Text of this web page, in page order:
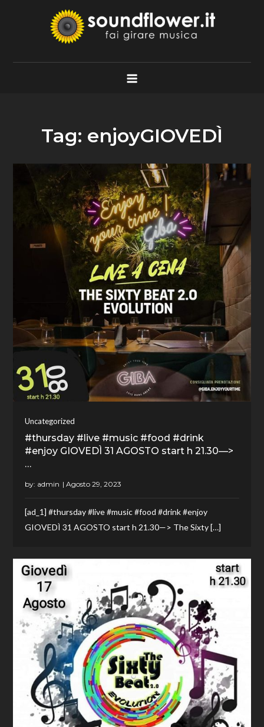
Soundflower.it
Fai Girare Musica
Tag: enjoyGIOVEDÌ
Uncategorized
#thursday #live #music #food #drink
#enjoy GIOVEDÌ 31 AGOSTO start h 21.30—>
…
by: admin
[ad_1] #thursday #live #music #food #drink #enjoy
GIOVEDÌ 31 AGOSTO start h 21.30—> The Sixty […]